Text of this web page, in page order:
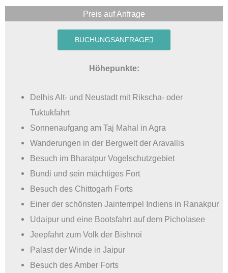
Preis auf Anfrage
BUCHUNGSANFRAGE
Höhepunkte:
Delhis Alt- und Neustadt mit Rikscha- oder
Tuktukfahrt
Sonnenaufgang am Taj Mahal in Agra
Wanderungen in der Bergwelt der Aravallis
Besuch im Bharatpur Vogelschutzgebiet
Bundi und sein mächtiges Fort
Besuch des Chittogarh Forts
Einer der schönsten Jaintempel Indiens in Ranakpur
Udaipur und eine Bootsfahrt auf dem Picholasee
Jeepfahrt zum Volk der Bishnoi
Palast der Winde in Jaipur
Besuch des Amber Forts